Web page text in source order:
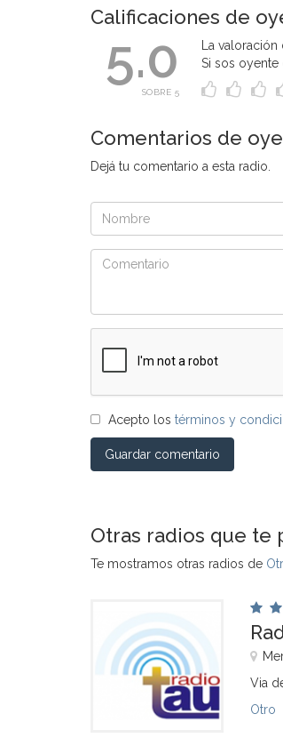
Calificaciones de
5.0
SOBRE 5
La
Si sos oyente
Comentarios de
Dejá tu comentario a esta radio.
Acepto los términos y
Guardar comentario
Otras radios que te
Te mostramos otras radios de
Via
Otro